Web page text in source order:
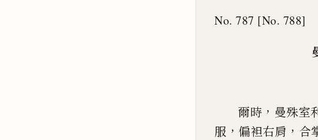
No. 787 [No. 788]
爾時 ， 曼殊室
服 ，偏袒右肩 ， 合